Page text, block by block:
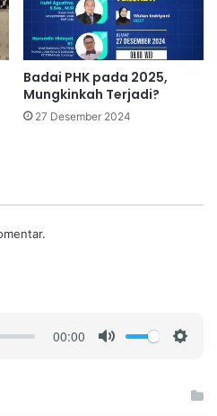
Badai PHK pada 2025,
Mungkinkah Terjadi?
27 Desember 2024
00:00